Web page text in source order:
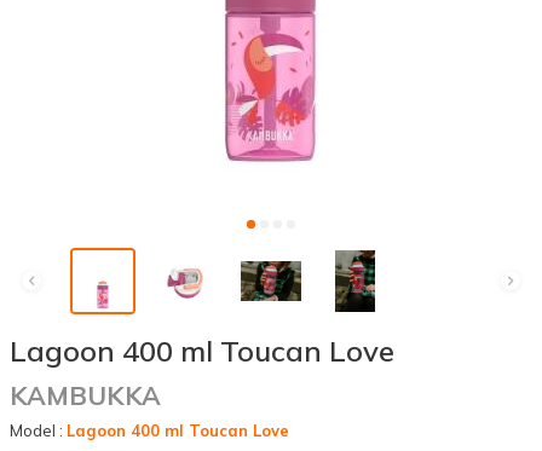
Lagoon 400 ml Toucan Love
KAMBUKKA
Model : Lagoon 400 ml Toucan Love